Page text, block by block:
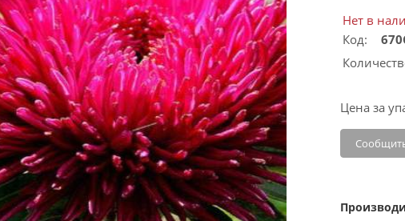
Нет в
Код:
Цена за